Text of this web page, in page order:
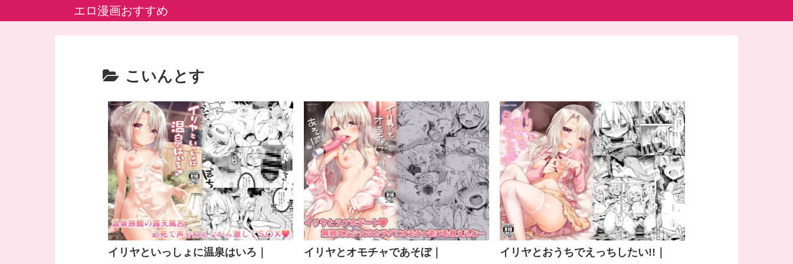
エロ漫画おすすめ
こいんとす
イリヤといっしょに温泉はいろ｜
イリヤとオモチャであそぼ｜
イリヤとおうちでえっちしたい!!｜